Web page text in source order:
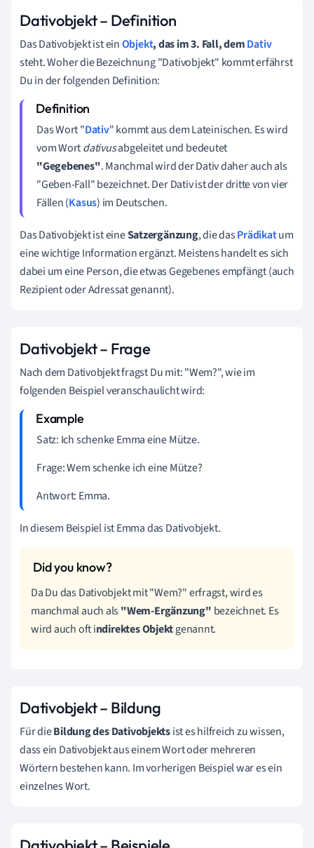
Dativobjekt – Definition
Das Dativobjekt ist einObjekt, das im 3. Fall, demDativ
steht. Woher die Bezeichnung "Dativobjekt" kommt erfährst
Du in der folgenden Definition:
Das Wort "Dativ" kommt aus dem Lateinischen. Es wird
vom Wortdativusabgeleitet und bedeutet
"Gegebenes". Manchmal wird der Dativ daher auch als
"Geben-Fall" bezeichnet. Der Dativ ist der dritte von vier
Fällen (Kasus) im Deutschen.
Das Dativobjekt ist eineSatzergänzung, die dasPrädikatum
eine wichtige Information ergänzt. Meistens handelt es sich
dabei um eine Person, die etwas Gegebenes empfängt (auch
Rezipient oder Adressat genannt).
Dativobjekt – Frage
Nach dem Dativobjekt fragst Du mit: "Wem?", wie im
folgenden Beispiel veranschaulicht wird:
Satz: Ich schenke Emma eine Mütze.
Frage:Wemschenke ich eine Mütze?
Antwort: Emma.
In diesem Beispiel ist Emma das Dativobjekt.
Da Du das Dativobjekt mit "Wem?" erfragst, wird es
manchmal auch als"Wem-Ergänzung" bezeichnet. Es
wird auch oft indirektes Objektgenannt.
Dativobjekt – Bildung
Für dieBildung des Dativobjektsist es hilfreich zu wissen,
dass ein Dativobjekt aus einem Wort oder mehreren
Wörtern bestehen kann. Im vorherigen Beispiel war es ein
einzelnes Wort.